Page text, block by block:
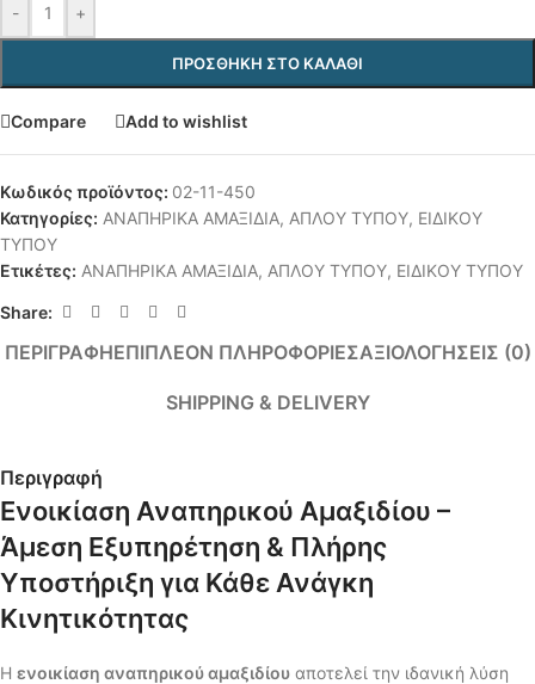
- +
ΠΡΟΣΘΉΚΗ ΣΤΟ ΚΑΛΆΘΙ
Compare Add to wishlist
Κωδικός προϊόντος: 02-11-450
Κατηγορίες: ΑΝΑΠΗΡΙΚΑ ΑΜΑΞΙΔΙΑ, ΑΠΛΟΥ ΤΥΠΟΥ, ΕΙΔΙΚΟΥ
ΤΥΠΟΥ
Ετικέτες: ΑΝΑΠΗΡΙΚΑ ΑΜΑΞΙΔΙΑ, ΑΠΛΟΥ ΤΥΠΟΥ, ΕΙΔΙΚΟΥ ΤΥΠΟΥ
Share:
ΠΕΡΙΓΡΑΦΉΕΠΙΠΛΈΟΝ ΠΛΗΡΟΦΟΡΊΕΣΑΞΙΟΛΟΓΉΣΕΙΣ (0)
SHIPPING & DELIVERY
Περιγραφή
Ενοικίαση Αναπηρικού Αμαξιδίου –
Άμεση Εξυπηρέτηση & Πλήρης
Υποστήριξη για Κάθε Ανάγκη
Κινητικότητας
Η ενοικίαση αναπηρικού αμαξιδίου αποτελεί την ιδανική λύση